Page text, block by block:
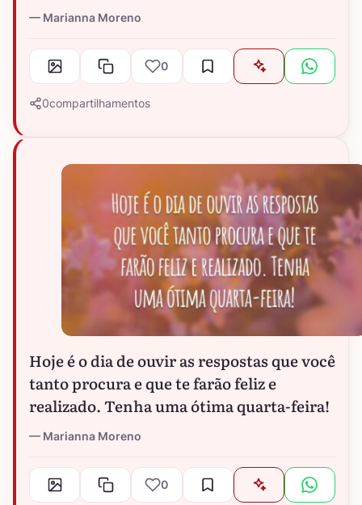
Marianna Moreno
0
0compartilhamentos
Hoje é o dia de ouvir as respostas que você
tanto procura e que te farão feliz e
realizado. Tenha uma ótima quarta-feira!
Marianna Moreno
0